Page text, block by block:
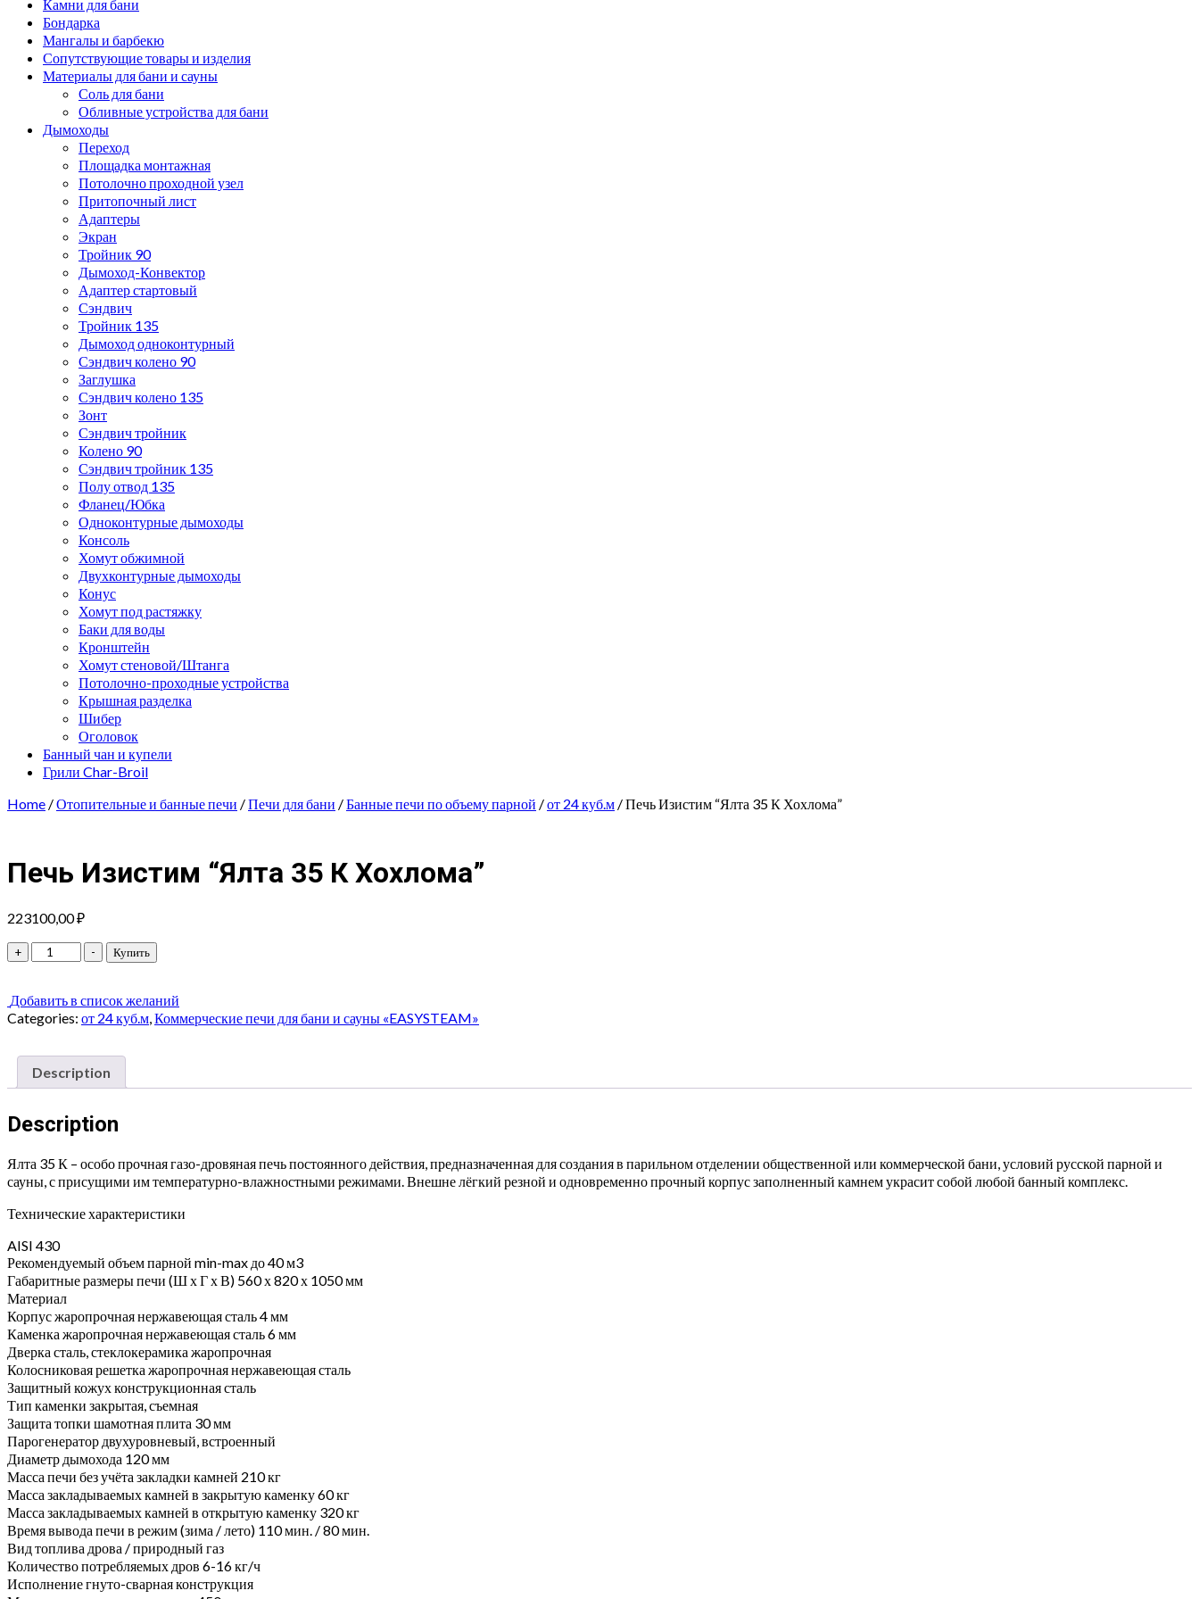
Камни для бани
Бондарка
Мангалы и барбекю
Сопутствующие товары и изделия
Материалы для бани и сауны
Соль для бани
Обливные устройства для бани
Дымоходы
Переход
Площадка монтажная
Потолочно проходной узел
Притопочный лист
Адаптеры
Экран
Тройник 90
Дымоход-Конвектор
Адаптер стартовый
Сэндвич
Тройник 135
Дымоход одноконтурный
Сэндвич колено 90
Заглушка
Сэндвич колено 135
Зонт
Сэндвич тройник
Колено 90
Сэндвич тройник 135
Полу отвод 135
Фланец/Юбка
Одноконтурные дымоходы
Консоль
Хомут обжимной
Двухконтурные дымоходы
Конус
Хомут под растяжку
Баки для воды
Кронштейн
Хомут стеновой/Штанга
Потолочно-проходные устройства
Крышная разделка
Шибер
Оголовок
Банный чан и купели
Грили Char-Broil
Home /Отопительные и банные печи /Печи для бани /Банные печи по объему парной /от 24 куб.м / Печь Изистим “Ялта 35 К Хохлома”
Печь Изистим “Ялта 35 К Хохлома”
223100,00₽
+
Печь
35
К
quantity
- Купить
Добавить в список желаний
Categories: от 24 куб.м,Коммерческие печи для бани и сауны «EASYSTEAM»
Description
Description
Ялта 35 К – особо прочная газо-дровяная печь постоянного действия, предназначенная для создания в парильном отделении общественной или коммерческой бани, условий русской парной и
сауны, с присущими им температурно-влажностными режимами. Внешне лёгкий резной и одновременно прочный корпус заполненный камнем украсит собой любой банный комплекс.
Технические характеристики
AISI 430
Рекомендуемый объем парной min-max до 40 м3
Габаритные размеры печи (Ш х Г х В) 560 х 820 х 1050 мм
Материал
Корпус жаропрочная нержавеющая сталь 4 мм
Каменка жаропрочная нержавеющая сталь 6 мм
Дверка сталь, стеклокерамика жаропрочная
Колосниковая решетка жаропрочная нержавеющая сталь
Защитный кожух конструкционная сталь
Тип каменки закрытая, съемная
Защита топки шамотная плита 30 мм
Парогенератор двухуровневый, встроенный
Диаметр дымохода 120 мм
Масса печи без учёта закладки камней 210 кг
Масса закладываемых камней в закрытую каменку 60 кг
Масса закладываемых камней в открытую каменку 320 кг
Время вывода печи в режим (зима / лето) 110 мин. / 80 мин.
Вид топлива дрова / природный газ
Количество потребляемых дров 6-16 кг/ч
Исполнение гнуто-сварная конструкция